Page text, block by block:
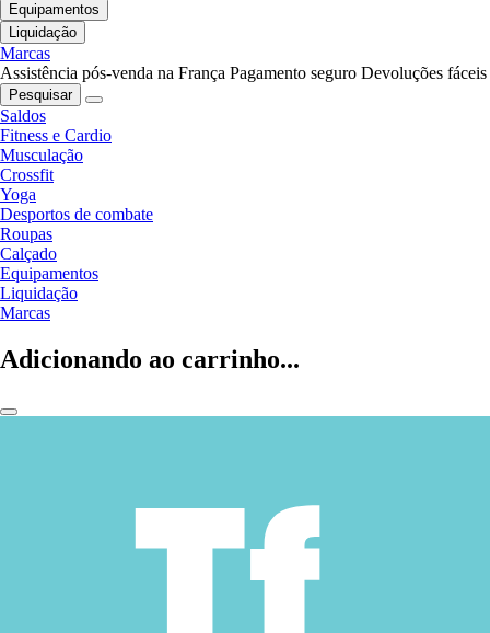
Equipamentos
Liquidação
Marcas
Assistência pós-venda na França Pagamento seguro Devoluções fáceis
Pesquisar
Saldos
Fitness e Cardio
Musculação
Crossfit
Yoga
Desportos de combate
Roupas
Calçado
Equipamentos
Liquidação
Marcas
Adicionando ao carrinho...